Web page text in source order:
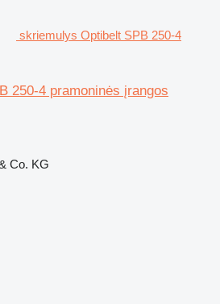
skriemulys Optibelt SPB 250-4
250-4 pramoninės įrangos
Co. KG